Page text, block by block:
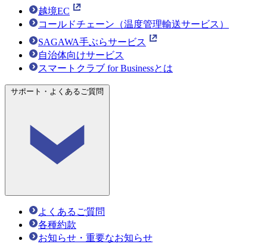
越境EC
コールドチェーン（温度管理輸送サービス）
SAGAWA手ぶらサービス
自治体向けサービス
スマートクラブ for Businessとは
サポート・よくあるご質問
よくあるご質問
各種約款
お知らせ・重要なお知らせ